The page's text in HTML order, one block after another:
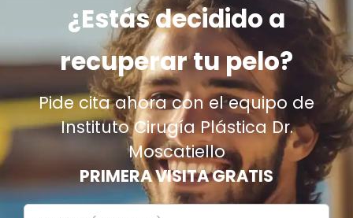
¿Estás decidido a
recuperar tu pelo?
Pide cita ahora con el equipo de
Instituto Cirugía Plástica Dr.
Moscatiello
PRIMERA VISITA GRATIS